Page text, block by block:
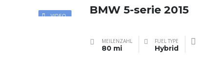
VIDEO BMW 5-serie 2015
MEILENZAHL
80 mi
FUEL TYPE
Hybrid